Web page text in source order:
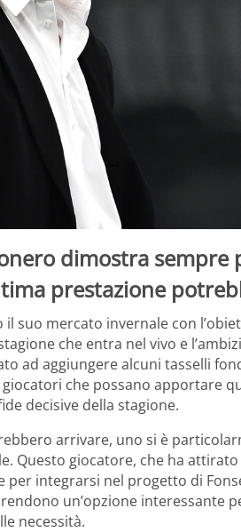
dimostra
prestazione
il suo mercato invernale con
che entra nel vivo e
ad aggiungere alcuni tasselli
giocatori che possano apportare
decisive della stagione.
arrivare, uno si è
Questo giocatore, che ha
integrarsi nel progetto di
un’opzione interessante
necessità.